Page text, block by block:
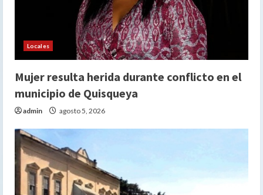
Locales
Mujer resulta herida durante conflicto en el
municipio de Quisqueya
admin agosto 5, 2026